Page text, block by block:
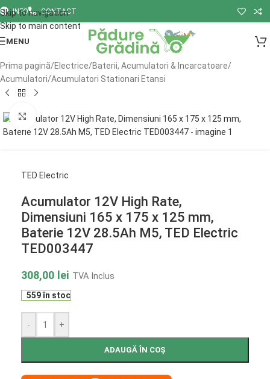
Skip to navigation
Skip to main content
INFO CONTACT
MENU
Prima pagină/Electrice/Baterii, Acumulatori & Incarcatoare/
Acumulatori/Acumulatori Stationari Etansi
Click to enlarge
TED Electric
Acumulator 12V High Rate,
Dimensiuni 165 x 175 x 125 mm,
Baterie 12V 28.5Ah M5, TED Electric
TED003447
308,00 lei TVA Inclus
559 în stoc
- +
ADAUGĂ ÎN COȘ